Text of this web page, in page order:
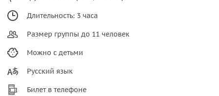
Длительность: 3 часа
Размер группы до 11 человек
Можно с детьми
Русский язык
Билет в телефоне